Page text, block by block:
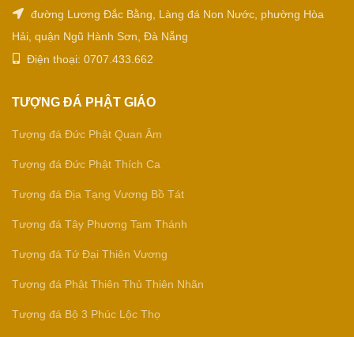
đường Lương Đắc Bằng, Làng đá Non Nước, phường Hòa
Hải, quận Ngũ Hành Sơn, Đà Nẵng
Điện thoại: 0707.433.662
TƯỢNG ĐÁ PHẬT GIÁO
Tượng đá Đức Phật Quan Âm
Tượng đá Đức Phật Thích Ca
Tượng đá Địa Tạng Vương Bồ Tát
Tượng đá Tây Phương Tam Thánh
Tượng đá Tứ Đại Thiên Vương
Tượng đá Phật Thiên Thủ Thiên Nhãn
Tượng đá Bộ 3 Phúc Lộc Thọ